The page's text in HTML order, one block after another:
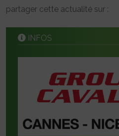
partager cette actualité sur :
INFOS